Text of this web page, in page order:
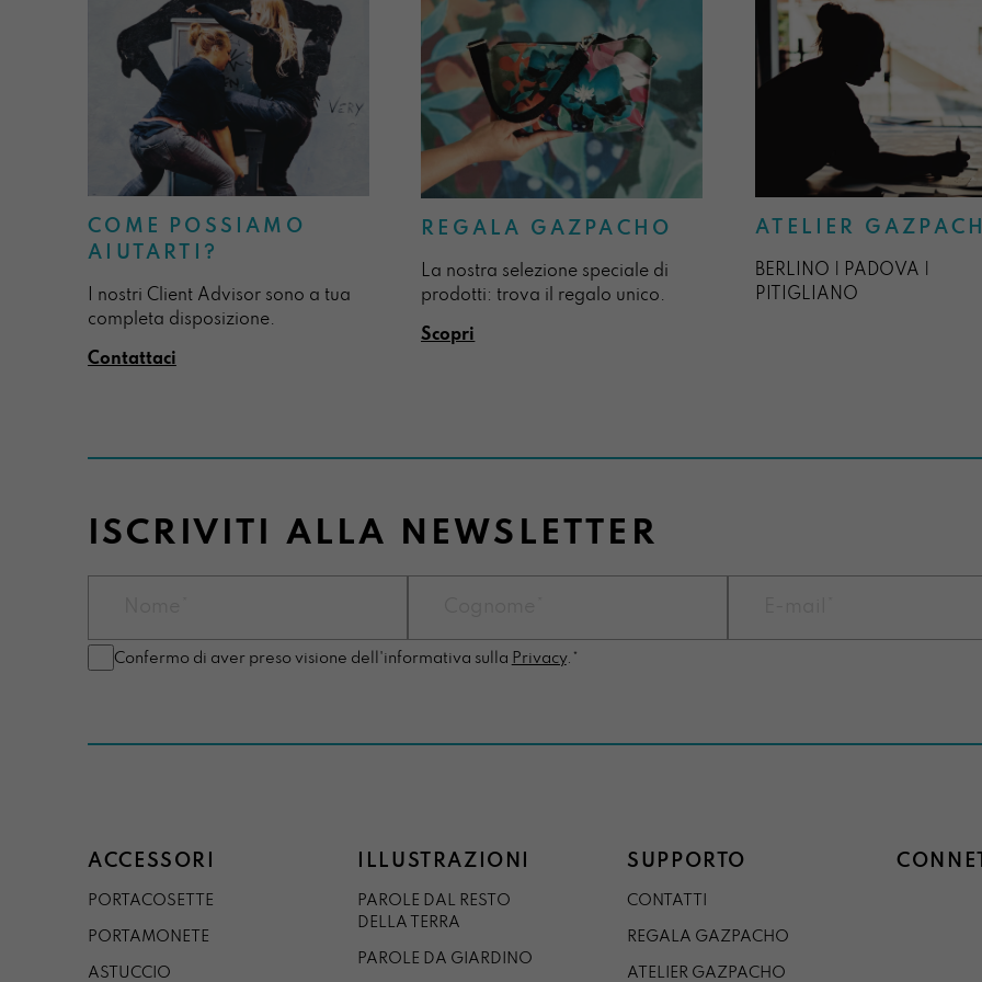
COME POSSIAMO
AIUTARTI?
I nostri Client Advisor sono a tua
completa disposizione.
Contattaci
REGALA GAZPACHO
La nostra selezione speciale di
prodotti: trova il regalo unico.
Scopri
ATELIER
BERLINO | PADOVA |
PITIGLIANO
ISCRIVITI ALLA NEWSLETTER
Confermo di aver preso visione dell'informativa sulla Privacy.*
ACCESSORI
PORTACOSETTE
PORTAMONETE
ASTUCCIO
ILLUSTRAZIONI
PAROLE DAL RESTO
DELLA TERRA
PAROLE DA GIARDINO
SUPPORTO
CONTATTI
REGALA GAZPACHO
ATELIER GAZPACHO